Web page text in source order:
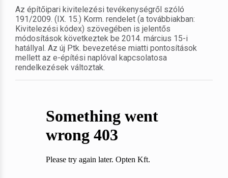
Az építőipari kivitelezési tevékenységről szóló
191/2009. (IX. 15.) Korm. rendelet (a továbbiakban:
Kivitelezési kódex) szövegében is jelentős
módosítások következtek be 2014. március 15-i
hatállyal. Az új Ptk. bevezetése miatti pontosítások
mellett az e-építési naplóval kapcsolatosa
rendelkezések változtak.